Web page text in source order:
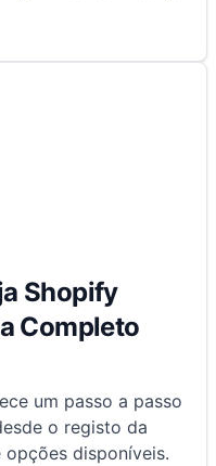
Shopify
Completo
um passo a passo
o registo da
disponíveis.